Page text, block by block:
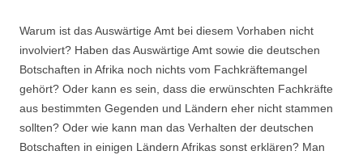
Warum ist das Auswärtige Amt bei diesem Vorhaben nicht
involviert? Haben das Auswärtige Amt sowie die deutschen
Botschaften in Afrika noch nichts vom Fachkräftemangel
gehört? Oder kann es sein, dass die erwünschten Fachkräfte
aus bestimmten Gegenden und Ländern eher nicht stammen
sollten? Oder wie kann man das Verhalten der deutschen
Botschaften in einigen Ländern Afrikas sonst erklären? Man